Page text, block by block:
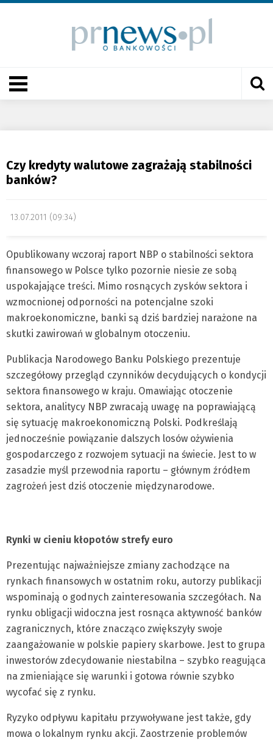
Czy kredyty walutowe zagrażają stabilności
banków?
13.07.2011 (09:34)
Opublikowany wczoraj raport NBP o stabilności sektora
finansowego w Polsce tylko pozornie niesie ze sobą
uspokajające treści. Mimo rosnących zysków sektora i
wzmocnionej odporności na potencjalne szoki
makroekonomiczne, banki są dziś bardziej narażone na
skutki zawirowań w globalnym otoczeniu.
Publikacja Narodowego Banku Polskiego prezentuje
szczegółowy przegląd czynników decydujących o kondycji
sektora finansowego w kraju. Omawiając otoczenie
sektora, analitycy NBP zwracają uwagę na poprawiającą
się sytuację makroekonomiczną Polski. Podkreślają
jednocześnie powiązanie dalszych losów ożywienia
gospodarczego z rozwojem sytuacji na świecie. Jest to w
zasadzie myśl przewodnia raportu – głównym źródłem
zagrożeń jest dziś otoczenie międzynarodowe.
Rynki w cieniu kłopotów strefy euro
Prezentując najważniejsze zmiany zachodzące na
rynkach finansowych w ostatnim roku, autorzy publikacji
wspominają o godnych zainteresowania szczegółach. Na
rynku obligacji widoczna jest rosnąca aktywność banków
zagranicznych, które znacząco zwiększyły swoje
zaangażowanie w polskie papiery skarbowe. Jest to grupa
inwestorów zdecydowanie niestabilna – szybko reagująca
na zmieniające się warunki i gotowa równie szybko
wycofać się z rynku.
Ryzyko odpływu kapitału przywoływane jest także, gdy
mowa o lokalnym rynku akcji. Zaostrzenie problemów